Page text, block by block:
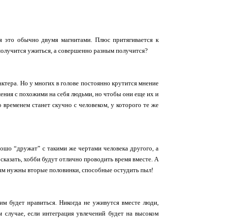
обычно двумя магнитами. Плюс притягивается к
ужиться, а совершенно разным получится?
Но у многих в голове постоянно крутится мнение
с похожими на себя людьми, но чтобы они еще их и
станет скучно с человеком, у которого те же
“дружат” с такими же чертами человека другого, а
хобби будут отлично проводить время вместе. А
нужны вторые половинки, способные остудить пыл!
будет нравиться. Никогда не уживутся вместе люди,
если интеграция увлечений будет на высоком